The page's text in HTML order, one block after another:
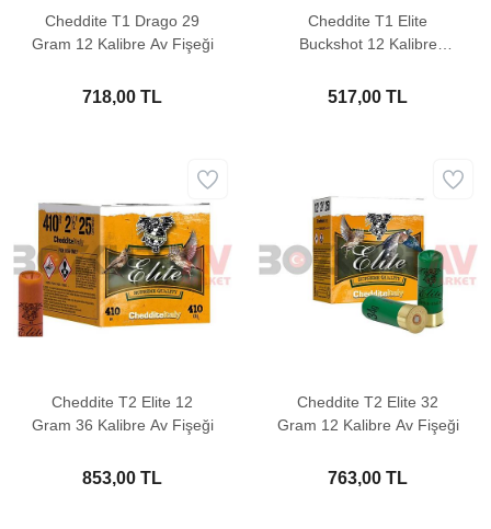
Cheddite T1 Drago 29
Gram 12 Kalibre Av Fişeği
718,00 TL
Cheddite T1 Elite
Buckshot 12 Kalibre
517,00 TL
Cheddite T2 Elite 12
Gram 36 Kalibre Av Fişeği
853,00 TL
Cheddite T2 Elite 32
Gram 12 Kalibre Av Fişeği
763,00 TL